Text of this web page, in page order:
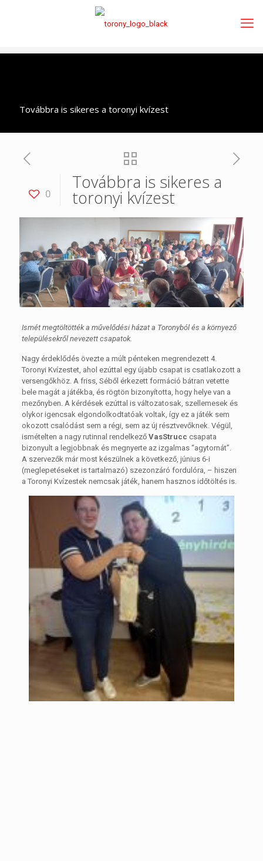
Továbbra is sikeres a toronyi kvízest
0
Továbbra is sikeres a
toronyi kvízest
Ismét megtöltötték a művelődési házat a Toronyból és a környező
településekről nevezett csapatok.
Nagy érdeklődés övezte a múlt pénteken megrendezett 4.
Toronyi Kvízestet, ahol ezúttal egy újabb csapat is csatlakozott a
versengőkhöz. A friss, Séből érkezett formáció bátran vetette
bele magát a játékba, és rögtön bizonyította, hogy helye van a
mezőnyben. A kérdések ezúttal is változatosak, szellemesek és
olykor igencsak elgondolkodtatóak voltak, így ez a játék sem
okozott csalódást sem a régi, sem az új résztvevőknek. Végül,
ismételten a nagy rutinnal rendelkező VasStrucc csapata
bizonyult a legjobbnak és megnyerte az izgalmas “agytornát”.
A szervezők már most készülnek a következő, június 6-i
(meglepetéseket is tartalmazó) szezonzáró fordulóra, – hiszen
a Toronyi Kvízestek nemcsak játék, hanem hasznos időtöltés is.